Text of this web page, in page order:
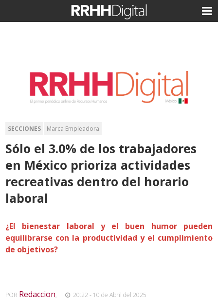
SECCIONES Marca Empleadora
Sólo el 3.0% de los trabajadores
en México prioriza actividades
recreativas dentro del horario
laboral
¿El bienestar laboral y el buen humor pueden
equilibrarse con la productividad y el cumplimiento
de objetivos?
POR Redaccion, 20:22 - 10 de Abril del 2025